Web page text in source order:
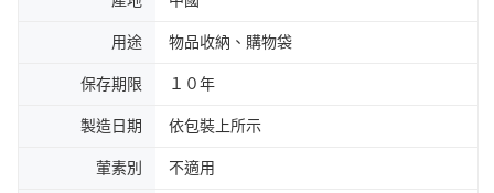
用途 物品收納、購物袋
保存期限 １０年
製造日期 依包裝上所示
葷素別 不適用